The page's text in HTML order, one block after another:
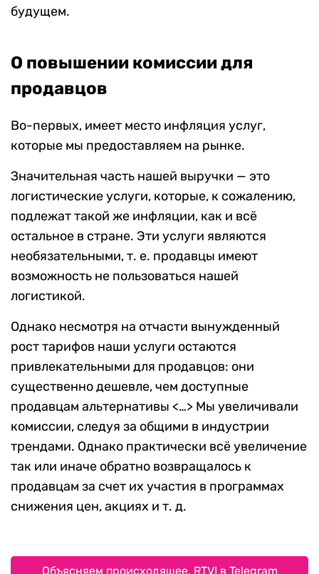
будущем.
О повышении комиссии для
продавцов
Во-первых, имеет место инфляция услуг,
которые мы предоставляем на рынке.
Значительная часть нашей выручки — это
логистические услуги, которые, к сожалению,
подлежат такой же инфляции, как и всё
остальное в стране. Эти услуги являются
необязательными, т. е. продавцы имеют
возможность не пользоваться нашей
логистикой.
Однако несмотря на отчасти вынужденный
рост тарифов наши услуги остаются
привлекательными для продавцов: они
существенно дешевле, чем доступные
продавцам альтернативы <…> Мы увеличивали
комиссии, следуя за общими в индустрии
трендами. Однако практически всё увеличение
так или иначе обратно возвращалось к
продавцам за счет их участия в программах
снижения цен, акциях и т. д.
Объясняем происходящее. RTVI в Telegram